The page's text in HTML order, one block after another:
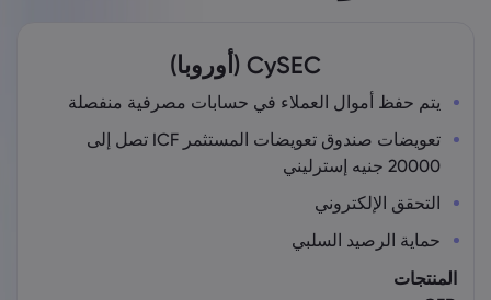
CySEC (أوروبا)
يتم حفظ أموال العملاء في حسابات مصرفية منفصلة
تعويضات صندوق تعويضات المستثمر ICF تصل إلى
20000 جنيه إسترليني
التحقق الإلكتروني
حماية الرصيد السلبي
المنتجات